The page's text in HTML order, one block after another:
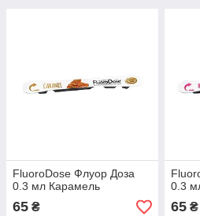
FluoroDose Флуор Доза
0.3 мл Карамель
65 ₴
0.3
65₴